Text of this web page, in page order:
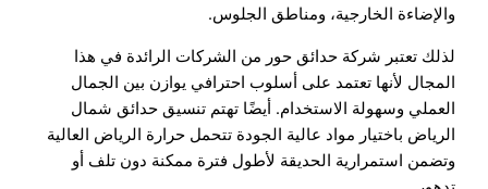
والإضاءة الخارجية، ومناطق الجلوس.
لذلك تعتبر شركة حدائق حور من الشركات الرائدة في هذا
المجال لأنها تعتمد على أسلوب احترافي يوازن بين الجمال
العملي وسهولة الاستخدام. أيضًا تهتم تنسيق حدائق شمال
الرياض باختيار مواد عالية الجودة تتحمل حرارة الرياض العالية
وتضمن استمرارية الحديقة لأطول فترة ممكنة دون تلف أو